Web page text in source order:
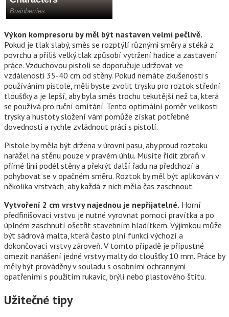
Výkon kompresoru by měl být nastaven velmi pečlivě.
Pokud je tlak slabý, směs se rozptýlí různými směry a stéká z
povrchu a příliš velký tlak způsobí vytržení hadice a zastavení
práce. Vzduchovou pistoli se doporučuje udržovat ve
vzdálenosti 35-40 cm od stěny. Pokud nemáte zkušenosti s
používáním pistole, měli byste zvolit trysku pro roztok střední
tloušťky a je lepší, aby byla směs trochu tekutější než ta, která
se používá pro ruční omítání. Tento optimální poměr velikosti
trysky a hustoty složení vám pomůže získat potřebné
dovednosti a rychle zvládnout práci s pistolí.
Pistole by měla být držena v úrovni pasu, aby proud roztoku
narážel na stěnu pouze v pravém úhlu. Musíte řídit zbraň v
přímé linii podél stěny a překrýt další řadu na předchozí a
pohybovat se v opačném směru. Roztok by měl být aplikován v
několika vrstvách, aby každá z nich měla čas zaschnout.
Vytvoření 2 cm vrstvy najednou je nepřijatelné. Horní
předfinišovací vrstvu je nutné vyrovnat pomocí pravítka a po
úplném zaschnutí ošetřit stavebním hladítkem. Výjimkou může
být sádrová malta, která často plní funkci výchozí a
dokončovací vrstvy zároveň. V tomto případě je přípustné
omezit nanášení jedné vrstvy malty do tloušťky 10 mm. Práce by
měly být prováděny v souladu s osobními ochrannými
opatřeními s použitím rukavic, brýlí nebo plastového štítu.
Užitečné tipy